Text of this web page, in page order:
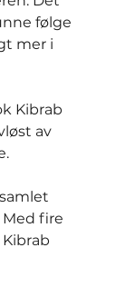
følge
mer i
Kibrab
av
fire